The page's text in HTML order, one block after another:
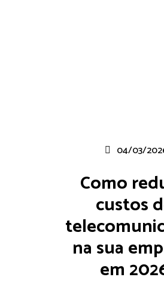
04/03/
Como
custos
na sua
em